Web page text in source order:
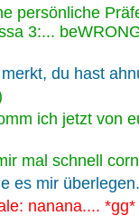
persönliche
3:...
du hast
ich jetzt von
mal schnell
es mir
nanana.... *gg*